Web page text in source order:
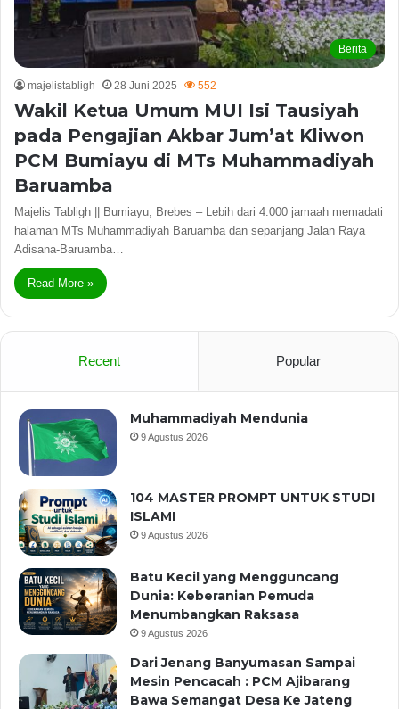
Berita
majelistabligh 28 Juni 2025 552
Wakil Ketua Umum MUI Isi Tausiyah
pada Pengajian Akbar Jum’at Kliwon
PCM Bumiayu di MTs Muhammadiyah
Baruamba
Majelis Tabligh || Bumiayu, Brebes – Lebih dari 4.000 jamaah memadati
halaman MTs Muhammadiyah Baruamba dan sepanjang Jalan Raya
Adisana-Baruamba…
Read More »
Recent Popular
Muhammadiyah Mendunia
9 Agustus 2026
104 MASTER PROMPT UNTUK STUDI
ISLAMI
9 Agustus 2026
Batu Kecil yang Mengguncang
Dunia: Keberanian Pemuda
Menumbangkan Raksasa
9 Agustus 2026
Dari Jenang Banyumasan Sampai
Mesin Pencacah : PCM Ajibarang
Bawa Semangat Desa Ke Jateng